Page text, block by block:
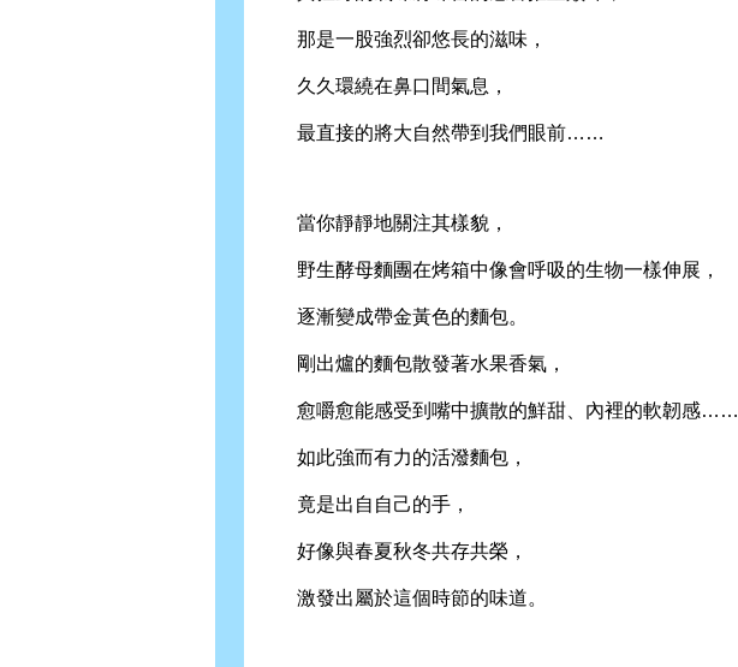
那是一股強烈卻悠長的滋味，
久久環繞在鼻口間氣息，
最直接的將大自然帶到我們眼前……
當你靜靜地關注其樣貌，
野生酵母麵團在烤箱中像會呼吸的生物一樣伸展，
逐漸變成帶金黃色的麵包。
剛出爐的麵包散發著水果香氣，
愈嚼愈能感受到嘴中擴散的鮮甜、內裡的軟韌感……
如此強而有力的活潑麵包，
竟是出自自己的手，
好像與春夏秋冬共存共榮，
激發出屬於這個時節的味道。